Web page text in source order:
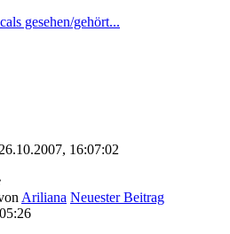
gesehen/gehört...
16:07:02
Ariliana Neuester Beitrag